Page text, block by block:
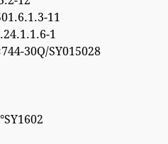
11
1
30Q/SY015028